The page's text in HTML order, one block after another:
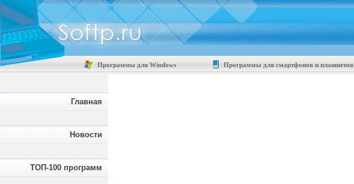
Программы для Windows Программы для смартфонов и планшетов
Главная
Новости
ТОП-100 программ